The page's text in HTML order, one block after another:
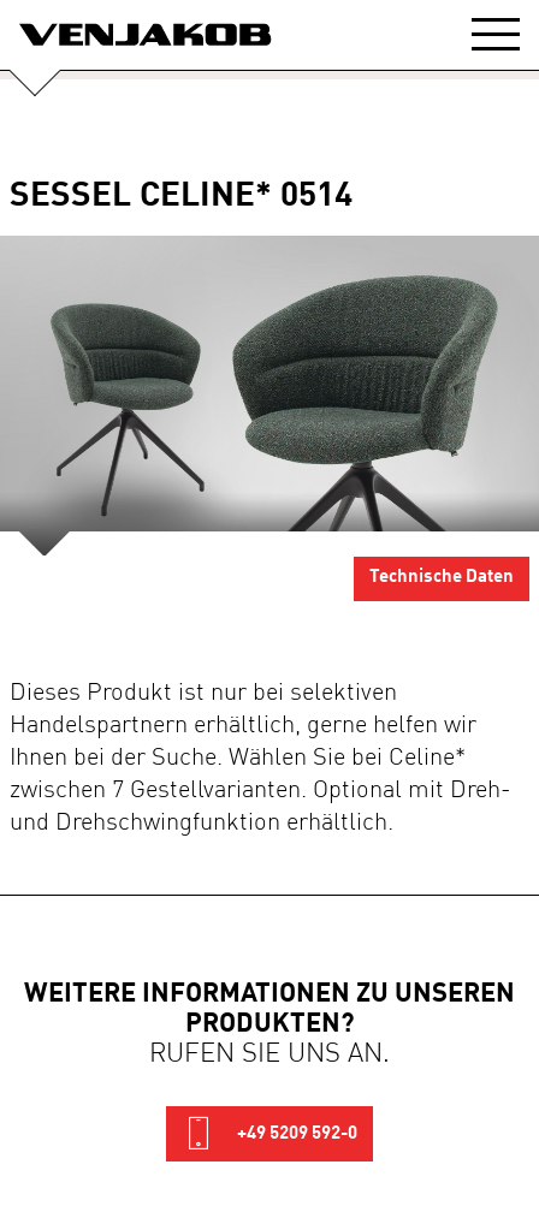
SESSEL CELINE* 0514
Technische Daten
Dieses Produkt ist nur bei selektiven
Handelspartnern erhältlich, gerne helfen wir
Ihnen bei der Suche. Wählen Sie bei Celine*
zwischen 7 Gestellvarianten. Optional mit Dreh-
und Drehschwingfunktion erhältlich.
WEITERE INFORMATIONEN ZU UNSEREN
PRODUKTEN?
RUFEN SIE UNS AN.
+49 5209 592-0